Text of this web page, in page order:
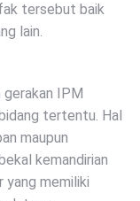
tersebut baik
lain.
gerakan IPM
tertentu. Hal
maupun
kemandirian
yang memiliki